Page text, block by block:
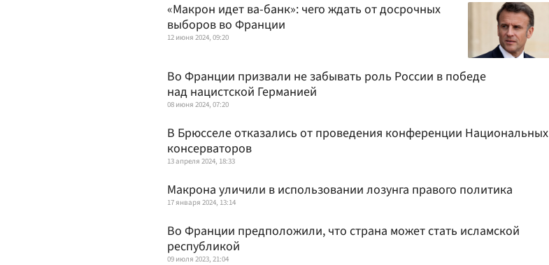
«Макрон идет ва-банк»: чего ждать от досрочных
выборов во Франции
12 июня 2024, 09:20
Во Франции призвали не забывать роль России в победе
над нацистской Германией
08 июня 2024, 07:20
В Брюсселе отказались от проведения конференции Национальных
консерваторов
13 апреля 2024, 18:33
Макрона уличили в использовании лозунга правого политика
17 января 2024, 13:14
Во Франции предположили, что страна может стать исламской
республикой
09 июля 2023, 21:04